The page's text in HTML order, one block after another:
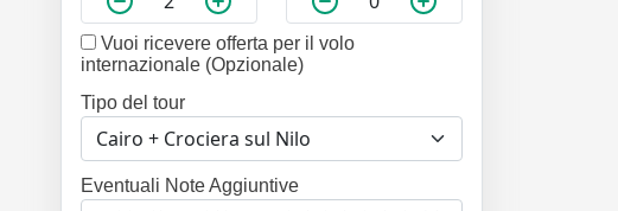
Vuoi ricevere offerta per il volo
internazionale (Opzionale)
Tipo del tour
Eventuali Note Aggiuntive